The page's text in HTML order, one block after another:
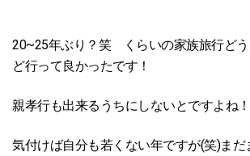
20~25年ぶり？笑 くらいの家族旅行ど
ど行って良かったです！
親孝行も出来るうちにしないとですよね！
気付けば自分も若くない年ですが(笑)まだ